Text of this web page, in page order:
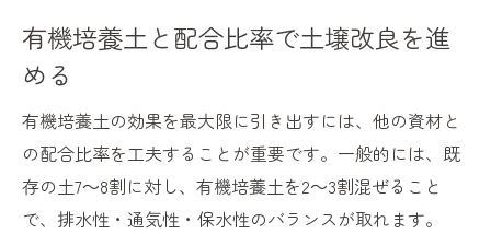
有機培養土と配合比率で土壌改良を進
める
有機培養土の効果を最大限に引き出すには、他の資材と
の配合比率を工夫することが重要です。一般的には、既
存の土7～8割に対し、有機培養土を2～3割混ぜること
で、排水性・通気性・保水性のバランスが取れます。